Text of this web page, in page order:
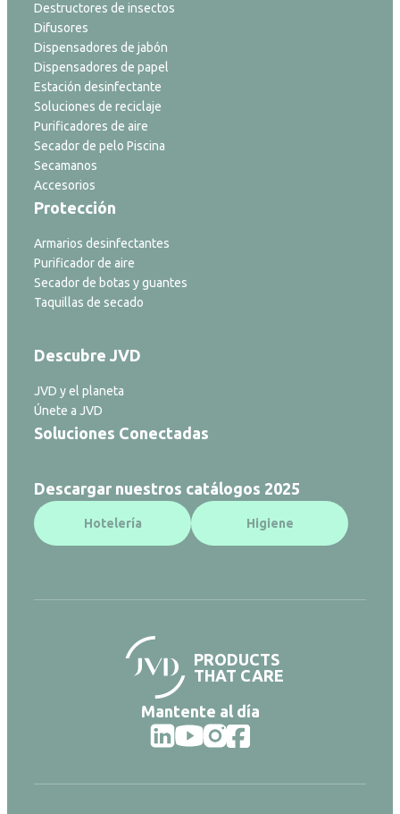
Destructores de insectos
Difusores
Dispensadores de jabón
Dispensadores de papel
Estación desinfectante
Soluciones de reciclaje
Purificadores de aire
Secador de pelo Piscina
Secamanos
Accesorios
Protección
Armarios desinfectantes
Purificador de aire
Secador de botas y guantes
Taquillas de secado
Descubre JVD
JVD y el planeta
Únete a JVD
Soluciones Conectadas
Descargar nuestros catálogos 2025
Hotelería Higiene
PRODUCTS
THAT CARE
Mantente al día